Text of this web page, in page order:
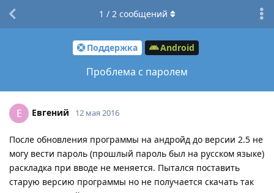
Поддержка Android
Проблема с паролем
1 / 2сообщений
Е Евгений 12 мая 2016
После обновления программы на андройд до версии 2.5 не
могу вести пароль (прошлый пароль был на русском языке)
раскладка при вводе не меняется. Пытался поставить
старую версию программы но не получается скачать так